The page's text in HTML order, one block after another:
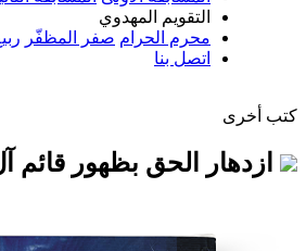
التقويم المهدوي
محرم الحرام صفر المظفّر
اتصل بنا
كتب أخرى
ازدهار الحق بظهور